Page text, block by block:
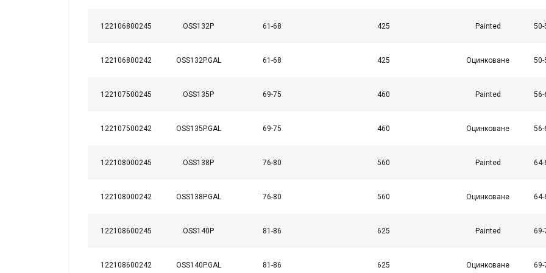
122106800245 OSS132P 61-68 425 Painted 50-
122106800242 OSS132P.GAL 61-68 425 Оцинковане 50-
122107500245 OSS135P 69-75 460 Painted 56-
122107500242 OSS135P.GAL 69-75 460 Оцинковане 56-
122108000245 OSS138P 76-80 560 Painted 64-
122108000242 OSS138P.GAL 76-80 560 Оцинковане 64-
122108600245 OSS140P 81-86 625 Painted 69-
122108600242 OSS140P.GAL 81-86 625 Оцинковане 69-
Niezbędne Targetowanie Funkcjonalność
ODRZUĆ WSZYSTKIE
POKAŻ SZCZEGÓŁY